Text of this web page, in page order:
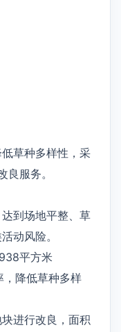
草种多样性，采
服务。
到场地平整、草
动风险。
平方米
，降低草种多样
进行改良，面积